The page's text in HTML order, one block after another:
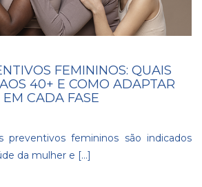
FEMININOS: QUAIS
40+ E COMO ADAPTAR
CADA FASE
preventivos femininos são indicados
da mulher e […]